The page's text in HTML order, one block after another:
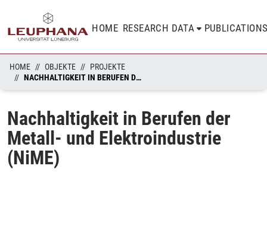
HOME RESEARCH DATA
HOME OBJEKTE
PROJEKTE
NACHHALTIGKEIT IN BERUFEN DER METALL- UND ELEKTROINDUSTRIE (NIME)
Nachhaltigkeit in Berufen der
Metall- und Elektroindustrie
(NiME)